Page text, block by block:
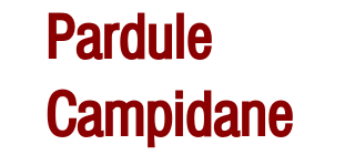
Pardule
Campidane